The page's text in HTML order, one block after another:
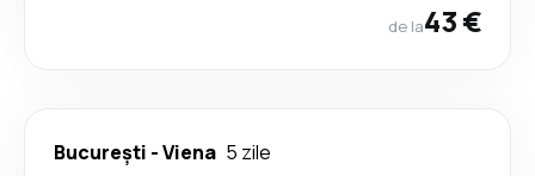
de la43 €
București -Viena 5 zile